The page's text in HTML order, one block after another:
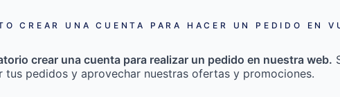
CREAR UNA CUENTA PARA HACER UN PEDIDO EN
crear una cuenta para realizar un pedido en nuestra web.
tus pedidos y aprovechar nuestras ofertas y promociones.